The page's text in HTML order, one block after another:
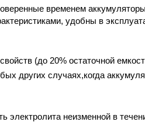
временем
удобны в
(до 20% остаточной
других случаях,когда
электролита неизменной в